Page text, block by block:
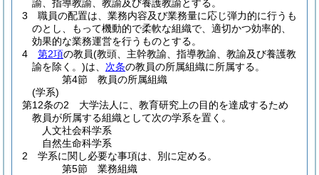
諭、指導教諭、教諭及び養護教諭とする。
3
職員の配置は、業務内容及び業務量に応じ弾力的に行うも
のとし、もって機動的で柔軟な組織で、適切かつ効率的、
効果的な業務運営を行うものとする。
4
第2項の教員(教頭、主幹教諭、指導教諭、教諭及び養護教
諭を除く。)は、 次条の教員の所属組織に所属する。
第4節
教員の所属組織
(学系)
第12条の2
大学法人に、教育研究上の目的を達成するため
教員が所属する組織として次の学系を置く。
人文社会科学系
自然生命科学系
2
学系に関し必要な事項は、別に定める。
第5節
業務組織